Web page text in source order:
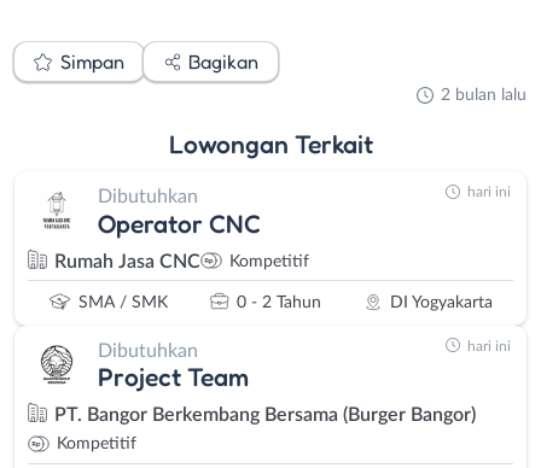
Simpan Bagikan
2 bulan lalu
Lowongan Terkait
Dibutuhkan
Operator CNC
Rumah Jasa CNC Kompetitif
SMA / SMK 0 - 2 Tahun DI Yogyakarta
hari ini
Dibutuhkan
Project Team
PT. Bangor Berkembang Bersama (Burger Bangor)
Kompetitif
hari ini